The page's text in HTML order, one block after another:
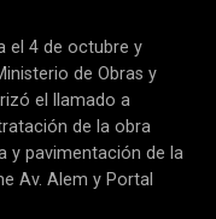
el 4 de octubre y
de Obras y
el llamado a
de la obra
y pavimentación de la
Av. Alem y Portal